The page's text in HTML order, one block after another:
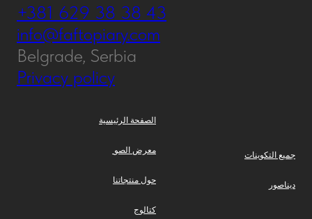
+381 629 38 38 43
info@faftopiary.com
Belgrade, Serbia
Privacy policy
الصفحة الرئيسية
معرض الصو
حول منتجاتنا
كتالوج
جميع التكوينات
ديناصور